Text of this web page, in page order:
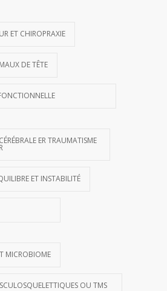
ET CHIROPRAXIE
DE TÊTE
ER TRAUMATISME
ET INSTABILITÉ
MICROBIOME
OU TMS